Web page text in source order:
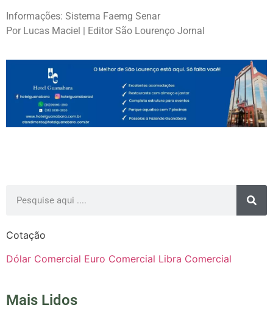
Informações: Sistema Faemg Senar
Por Lucas Maciel | Editor São Lourenço Jornal
Cotação
Dólar Comercial Euro Comercial Libra Comercial
Mais Lidos